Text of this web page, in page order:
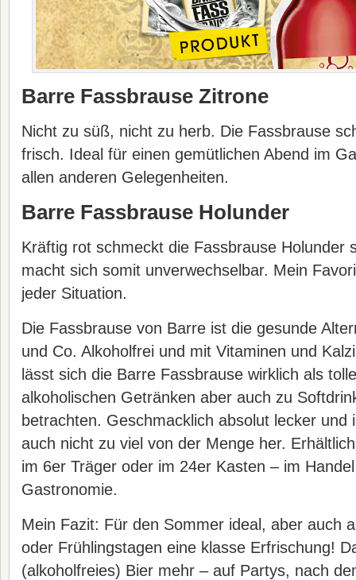
Barre Fassbrause Zitrone
Nicht zu süß, nicht zu herb. Die Fassbrause
frisch. Ideal für einen gemütlichen Abend im
allen anderen Gelegenheiten.
Barre Fassbrause Holunder
Kräftig rot schmeckt die Fassbrause Holunder
macht sich somit unverwechselbar. Mein
jeder Situation.
Die Fassbrause von Barre ist die gesunde
und Co. Alkoholfrei und mit Vitaminen und
lässt sich die Barre Fassbrause wirklich als
alkoholischen Getränken aber auch zu
betrachten. Geschmacklich absolut lecker und
auch nicht zu viel von der Menge her.
im 6er Träger oder im 24er Kasten – im
Gastronomie.
Mein Fazit: Für den Sommer ideal, aber auch
oder Frühlingstagen eine klasse Erfrischung!
(alkoholfreies) Bier mehr – auf Partys, nach